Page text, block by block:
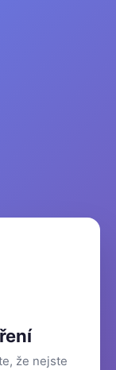
že nejste